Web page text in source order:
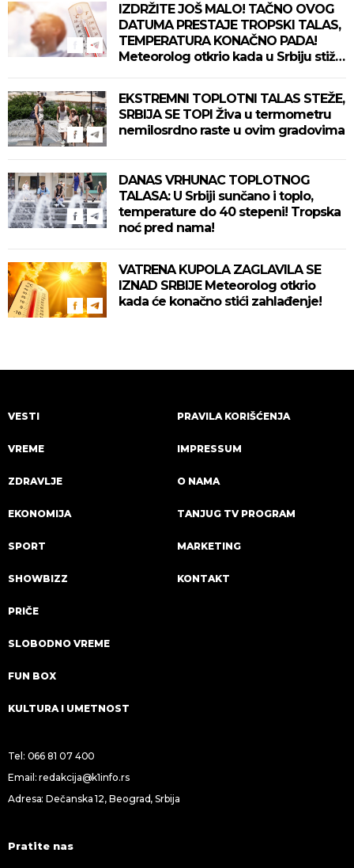
IZDRŽITE JOŠ MALO! TAČNO OVOG
DATUMA PRESTAJE TROPSKI TALAS,
TEMPERATURA KONAČNO PADA!
Meteorolog otkrio kada u Srbiju stiže
EKSTREMNI TOPLOTNI TALAS STEŽE,
SRBIJA SE TOPI Živa u termometru
nemilosrdno raste u ovim gradovima
DANAS VRHUNAC TOPLOTNOG
TALASA: U Srbiji sunčano i toplo,
temperature do 40 stepeni! Tropska
noć pred nama!
VATRENA KUPOLA ZAGLAVILA SE
IZNAD SRBIJE Meteorolog otkrio
kada će konačno stići zahlađenje!
VESTI
VREME
ZDRAVLJE
EKONOMIJA
SPORT
SHOWBIZZ
PRIČE
SLOBODNO VREME
FUN BOX
KULTURA I UMETNOST
PRAVILA KORIŠĆENJA
IMPRESSUM
O NAMA
TANJUG TV PROGRAM
MARKETING
KONTAKT
Tel: 066 81 07 400
Email:redakcija@k1info.rs
Adresa: Dečanska 12, Beograd, Srbija
Pratite nas